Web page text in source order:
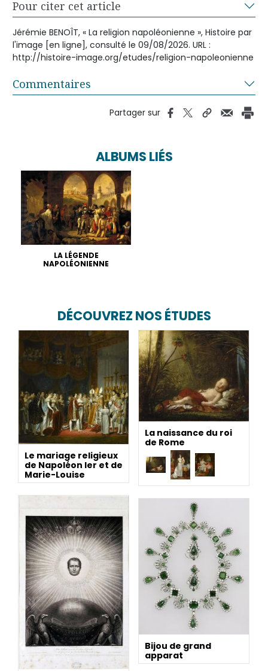
Pour citer cet article
Jérémie BENOÎT, « La religion napoléonienne », Histoire par
l'image [en ligne], consulté le 09/08/2026. URL :
http://histoire-image.org/etudes/religion-napoleonienne
Commentaires
Partager sur
ALBUMS LIÉS
LA LÉGENDE
NAPOLÉONIENNE
DÉCOUVREZ NOS ÉTUDES
Le mariage religieux
de Napoléon Ier et de
Marie-Louise
La naissance du roi
de Rome
Bijou de grand
apparat